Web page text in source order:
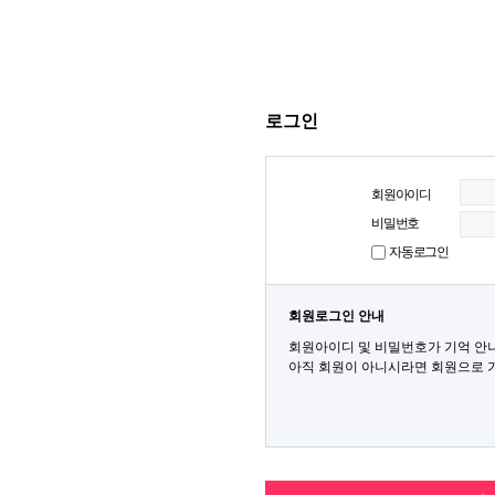
로그인
회원아이디
비밀번호
자동로그인
회원로그인 안내
회원아이디 및 비밀번호가 기억 안
아직 회원이 아니시라면 회원으로